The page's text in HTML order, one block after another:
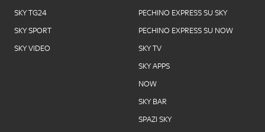
SKY TG24
SKY SPORT
SKY VIDEO
PECHINO EXPRESS SU SKY
PECHINO EXPRESS SU NOW
SKY TV
SKY APPS
NOW
SKY BAR
SPAZI SKY